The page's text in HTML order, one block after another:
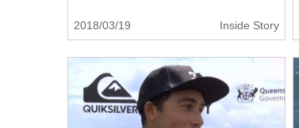
2018/03/19 Inside Story